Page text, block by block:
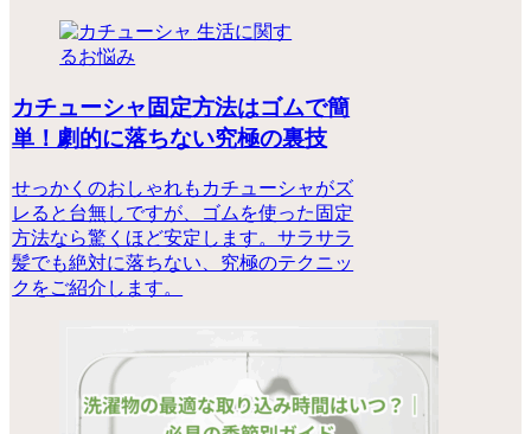
生活に関す
るお悩み
カチューシャ固定方法はゴムで簡
単！劇的に落ちない究極の裏技
せっかくのおしゃれもカチューシャがズ
レると台無しですが、ゴムを使った固定
方法なら驚くほど安定します。サラサラ
髪でも絶対に落ちない、究極のテクニッ
クをご紹介します。